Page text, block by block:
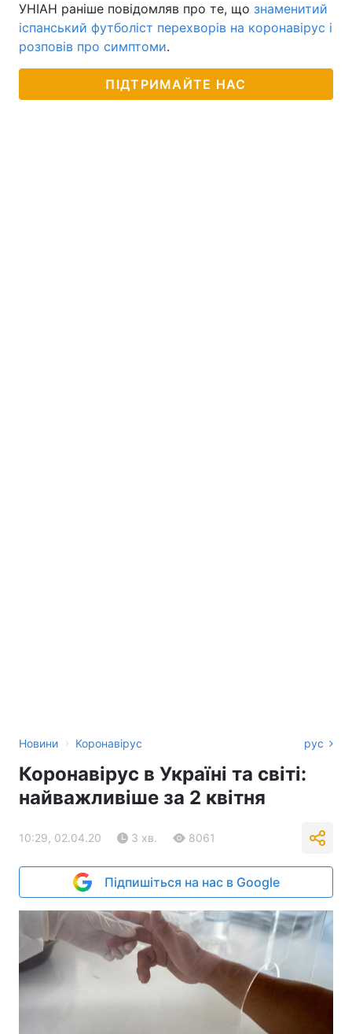
УНІАН раніше повідомляв про те, що знаменитий
іспанський футболіст перехворів на коронавірус і
розповів про симптоми.
ПІДТРИМАЙТЕ НАС
Новини › Коронавірус рус
Коронавірус в Україні та світі:
найважливіше за 2 квітня
10:29, 02.04.20 3 хв. 8061
Підпишіться на нас в Google